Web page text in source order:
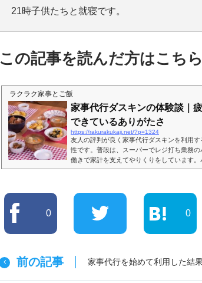
21時子供たちと就寝です。
この記事を読んだ方はこち
ラクラク家事とご飯
家事代行ダスキンの体験談｜
できているありがたさ
https://rakurakukaji.net/?p=1324
友人の評判が良く家事代行ダスキンを利用
性です。普段は、スーパーでレジ打ち業務
働きで家計を支えてやりくりをしています
も決まった時間に帰宅することができます
育児は私が中心となって行なっています。
支えており、家事を主として...
0 0
前の記事 家事代行を始めて利用した結